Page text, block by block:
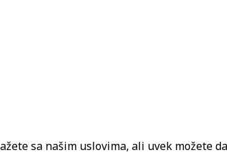
sa našim uslovima, ali uvek možete